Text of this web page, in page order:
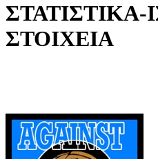
ΣΤΑΤΙΣΤΙΚΑ-
ΣΤΟΙΧΕΙΑ